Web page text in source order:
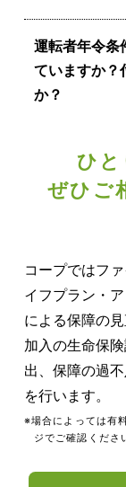
運転者年令条
ていますか？
か？
ひと
ぜひご
コープではフ
イフプラン・
による保障の
加入の生命保
出、保障の過
を行います。
※場合によっては有
ジでご確認くださ